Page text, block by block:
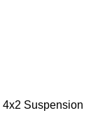
4x2 Suspension